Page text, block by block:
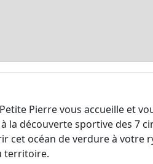
Pierre vous accueille et
découverte sportive des 7
cet océan de verdure à votre
territoire.